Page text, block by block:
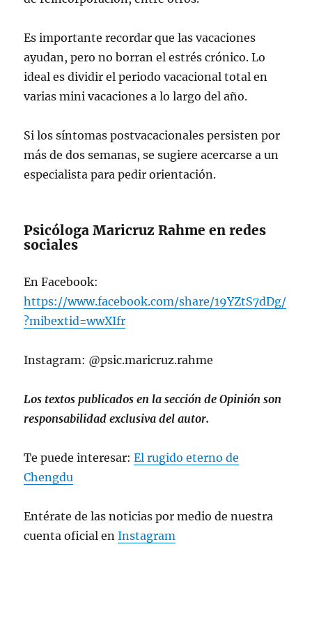
Es importante recordar que las vacaciones
ayudan, pero no borran el estrés crónico. Lo
ideal es dividir el periodo vacacional total en
varias mini vacaciones a lo largo del año.
Si los síntomas postvacacionales persisten por
más de dos semanas, se sugiere acercarse a un
especialista para pedir orientación.
Psicóloga Maricruz Rahme en redes
sociales
En Facebook:
https://www.facebook.com/share/19YZtS7dDg/
?mibextid=wwXIfr
Instagram: @psic.maricruz.rahme
Los textos publicados en la sección de Opinión son
responsabilidad exclusiva del autor.
Te puede interesar:El rugido eterno de
Chengdu
Entérate de las noticias por medio de nuestra
cuenta oficial enInstagram